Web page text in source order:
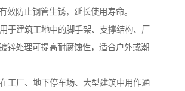
效防止钢管生锈，延长使用寿命。
于建筑工地中的脚手架、支撑结构、厂
锌处理可提高耐腐蚀性，适合户外或潮
工厂、地下停车场、大型建筑中用作通